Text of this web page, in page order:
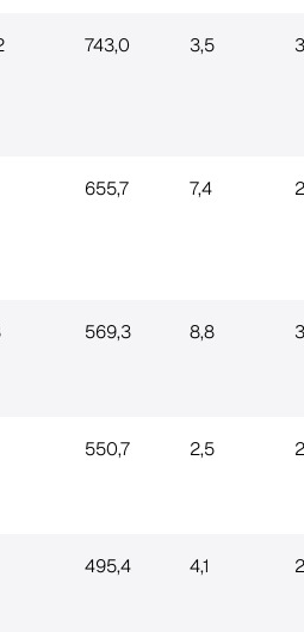
743,0 3,5
655,7 7,4
569,3 8,8
550,7 2,5
495,4 4,1